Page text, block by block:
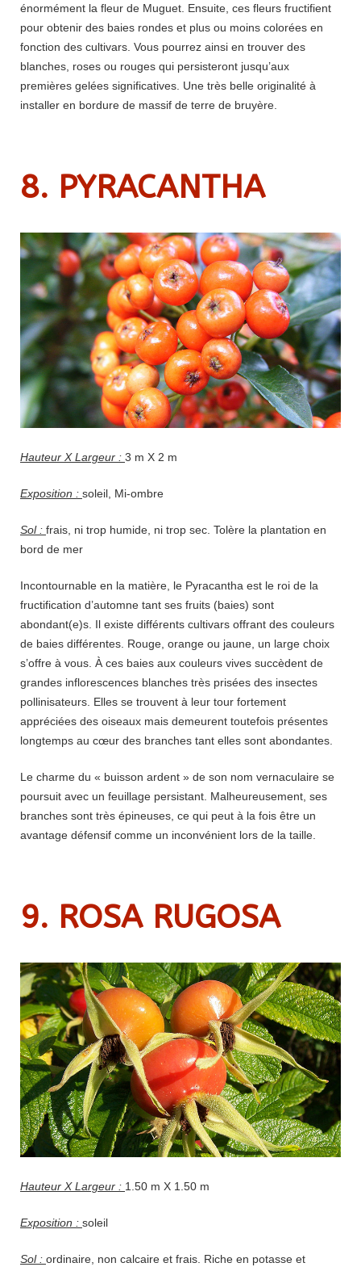
énormément la fleur de Muguet. Ensuite, ces fleurs fructifient
pour obtenir des baies rondes et plus ou moins colorées en
fonction des cultivars. Vous pourrez ainsi en trouver des
blanches, roses ou rouges qui persisteront jusqu’aux
premières gelées significatives. Une très belle originalité à
installer en bordure de massif de terre de bruyère.
8. PYRACANTHA
Hauteur X Largeur : 3 m X 2 m
Exposition : soleil, Mi-ombre
Sol : frais, ni trop humide, ni trop sec. Tolère la plantation en
bord de mer
Incontournable en la matière, le Pyracantha est le roi de la
fructification d’automne tant ses fruits (baies) sont
abondant(e)s. Il existe différents cultivars offrant des couleurs
de baies différentes. Rouge, orange ou jaune, un large choix
s’offre à vous. À ces baies aux couleurs vives succèdent de
grandes inflorescences blanches très prisées des insectes
pollinisateurs. Elles se trouvent à leur tour fortement
appréciées des oiseaux mais demeurent toutefois présentes
longtemps au cœur des branches tant elles sont abondantes.
Le charme du « buisson ardent » de son nom vernaculaire se
poursuit avec un feuillage persistant. Malheureusement, ses
branches sont très épineuses, ce qui peut à la fois être un
avantage défensif comme un inconvénient lors de la taille.
9. ROSA RUGOSA
Hauteur X Largeur : 1.50 m X 1.50 m
Exposition : soleil
Sol : ordinaire, non calcaire et frais. Riche en potasse et